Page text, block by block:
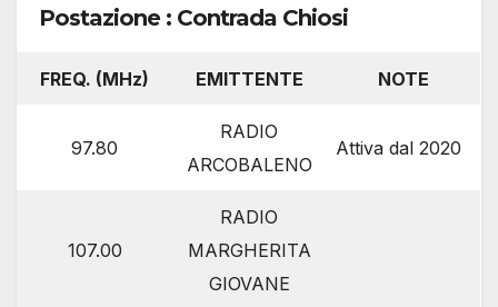
Postazione : Contrada Chiosi
FREQ. (MHz) EMITTENTE NOTE
97.80
RADIO
ARCOBALENO
Attiva dal 2020
107.00
RADIO
MARGHERITA
GIOVANE